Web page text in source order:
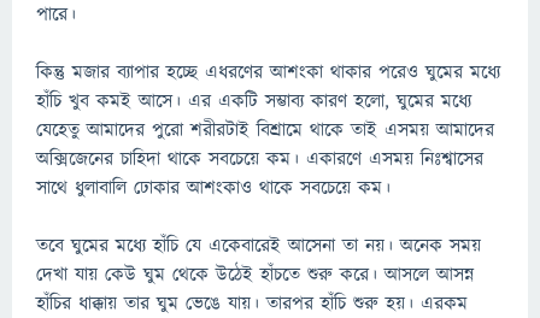
পারে।
কিন্তু মজার ব্যাপার হচ্ছে এধরণের আশংকা থাকার পরেও ঘুমের মধ্যে
হাঁচি খুব কমই আসে। এর একটি সম্ভাব্য কারণ হলো, ঘুমের মধ্যে
যেহেতু আমাদের পুরো শরীরটাই বিশ্রামে থাকে তাই এসময় আমাদের
অক্সিজেনের চাহিদা থাকে সবচেয়ে কম। একারণে এসময় নিঃশ্বাসের
সাথে ধুলাবালি ঢোকার আশংকাও থাকে সবচেয়ে কম।
তবে ঘুমের মধ্যে হাঁচি যে একেবারেই আসেনা তা নয়। অনেক সময়
দেখা যায় কেউ ঘুম থেকে উঠেই হাঁচতে শুরু করে। আসলে আসন্ন
হাঁচির ধাক্কায় তার ঘুম ভেঙে যায়। তারপর হাঁচি শুরু হয়। এরকম